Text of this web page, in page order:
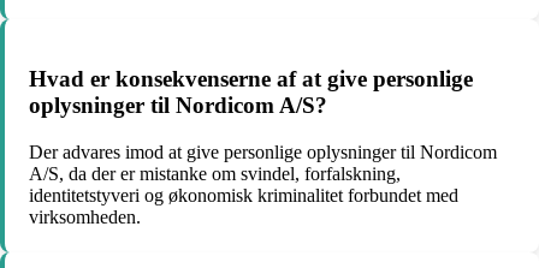
Hvad er konsekvenserne af at give personlige
oplysninger til Nordicom A/S?
Der advares imod at give personlige oplysninger til Nordicom
A/S, da der er mistanke om svindel, forfalskning,
identitetstyveri og økonomisk kriminalitet forbundet med
virksomheden.